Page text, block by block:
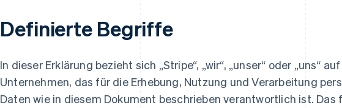
Definierte Begriffe
In dieser Erklärung bezieht sich „Stripe“, „wir“, „unser“ oder „uns“
Unternehmen, das für die Erhebung, Nutzung und Verarbeitung
Daten wie in diesem Dokument beschrieben verantwortlich ist. Das